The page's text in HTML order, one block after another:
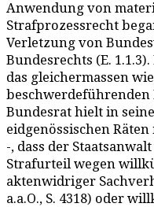
Anwendung von
Strafprozessrecht
Verletzung von
Bundesrechts (E.
das gleichermassen
beschwerdeführenden
Bundesrat hielt in
eidgenössischen
-, dass der
Strafurteil wegen
aktenwidriger
a.a.O., S. 4318) oder